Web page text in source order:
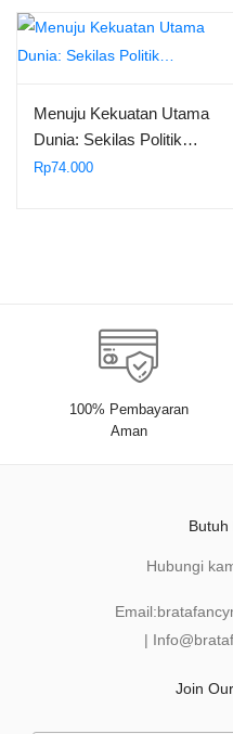
Menuju Kekuatan Utama
Dunia: Sekilas Politik…
Rp74.000
100% Pembayaran
Aman
Butuh
Hubungi
Email:
|
Join